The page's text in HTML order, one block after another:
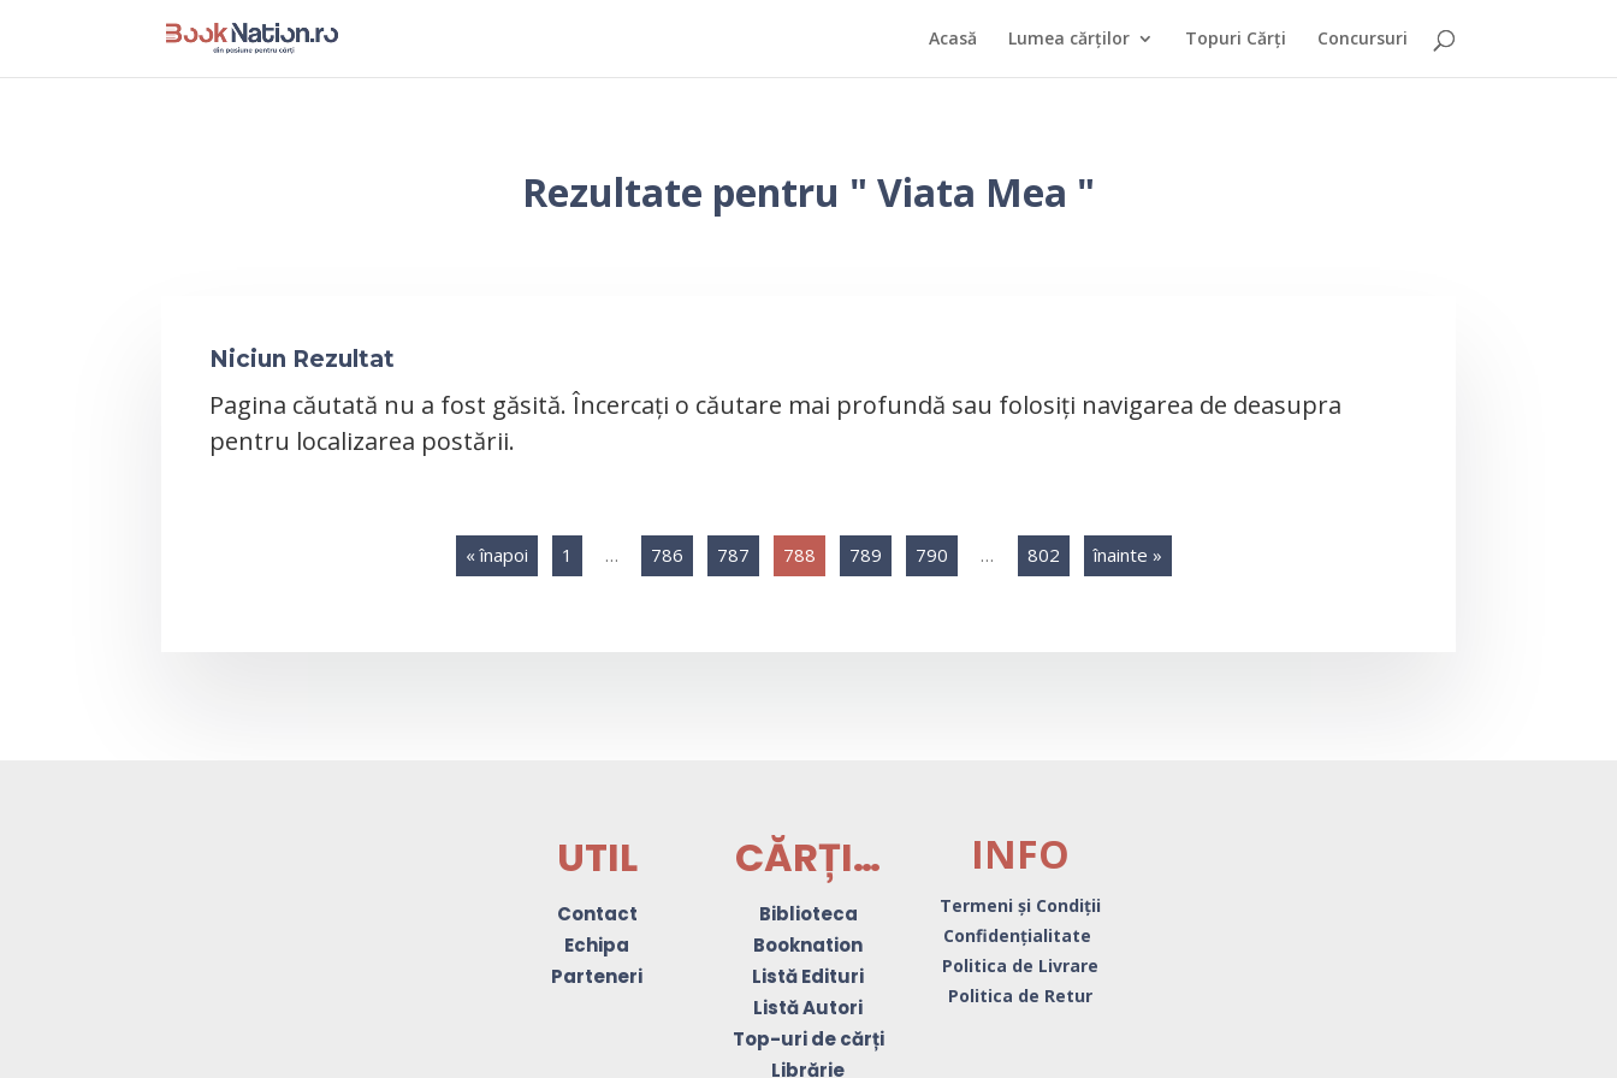
Acasă Lumea cărților Topuri Cărți Concursuri
Rezultate pentru " Viata Mea "
Niciun Rezultat
Pagina căutată nu a fost găsită. Încercați o căutare mai profundă sau folosiți navigarea de deasupra
pentru localizarea postării.
« înapoi 1 … 786 787 788 789 790 … 802 înainte »
UTIL
Contact
Echipa
Parteneri
CĂRȚI…
Biblioteca
Booknation
Listă Edituri
Listă Autori
Top-uri de cărți
Librărie
INFO
Termeni și Condiții
Confidențialitate
Politica de Livrare
Politica de Retur